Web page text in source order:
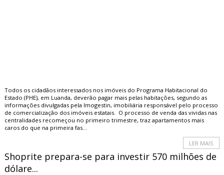
Todos os cidadãos interessados nos imóveis do Programa Habitacional do
Estado (PHE), em Luanda, deverão pagar mais pelas habitações, segundo as
informações divulgadas pela Imogestin, imobiliária responsável pelo processo
de comercialização dos imóveis estatais. O processo de venda das vividas nas
centralidades recomeçou no primeiro trimestre, traz apartamentos mais
caros do que na primeira fas...
LER MAIS
Shoprite prepara-se para investir 570 milhões de
dólare...